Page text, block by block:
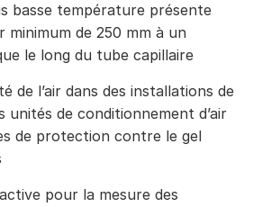
basse température présente
minimum de 250 mm à un
le long du tube capillaire
de l’air dans des installations de
unités de conditionnement d’air
de protection contre le gel
pour la mesure des